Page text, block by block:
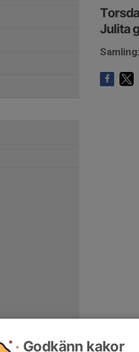
Julita
Godkänn kakor